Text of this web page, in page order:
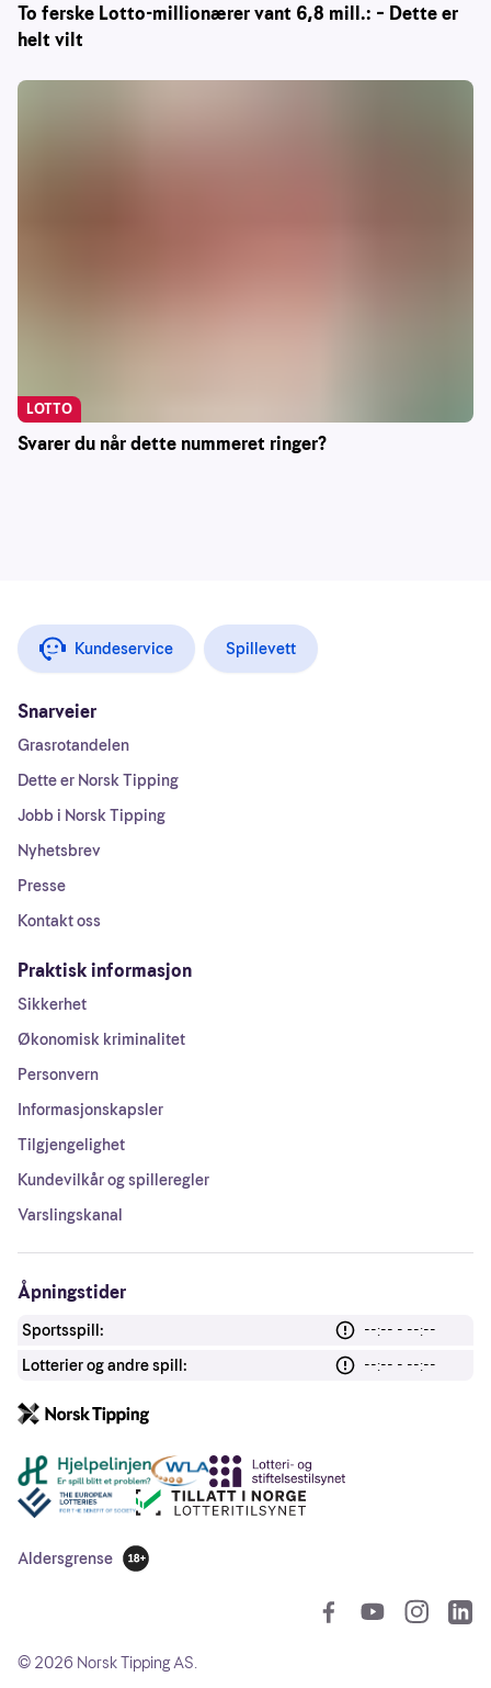
To ferske Lotto-millionærer vant 6,8 mill.: – Dette er
helt vilt
Svarer du når dette nummeret ringer?
LOTTO
Kundeservice Spillevett
Snarveier
Grasrotandelen
Dette er Norsk Tipping
Jobb i Norsk Tipping
Nyhetsbrev
Presse
Kontakt oss
Praktisk informasjon
Sikkerhet
Økonomisk kriminalitet
Personvern
Informasjonskapsler
Tilgjengelighet
Kundevilkår og spilleregler
Varslingskanal
Åpningstider
Sportsspill:
--:-- - --:--
Lotterier og andre spill:
--:-- - --:--
Andre lenker
Aldersgrense
18 år
© 2026 Norsk Tipping AS.